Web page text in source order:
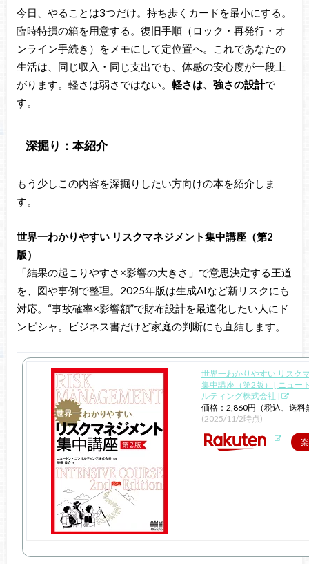
今日、やることは3つだけ。持ち歩くカードを最小にする。
臨時特損の箱を用意する。復旧手順（ロック・再発行・オ
ンライン手続き）をメモにして定位置へ。これであなたの
生活は、同じ収入・同じ支出でも、体感の安心度が一段上
がります。軽さは弱さではない。 軽さは、強さの設計で
す。
深掘り：本紹介
もう少しこの内容を深掘りしたい方向けの本を紹介しま
す。
世界一わかりやすい リスクマネジメント集中講座（第2
版）
「結果の起こりやすさ×影響の大きさ」で意思決定する王道
を、図や事例で整理。2025年版は生成AIなど新リスクにも
対応。“事故確率×影響額”で財布設計を最適化したい人にド
ンピシャ。ビジネス書だけど家庭の判断にも直結します。
世界一わかりやすい リスク
集中講座（第2版） [ ニュー
ルティング株式会社 ]
価格：2,860円（税込、送料
(2025/11/2時点)